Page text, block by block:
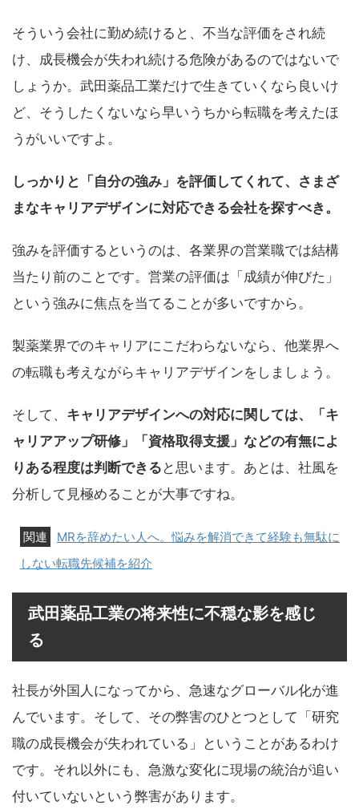
そういう会社に勤め続けると、不当な評価をされ続
け、成長機会が失われ続ける危険があるのではないで
しょうか。武田薬品工業だけで生きていくなら良いけ
ど、そうしたくないなら早いうちから転職を考えたほ
うがいいですよ。
しっかりと「自分の強み」を評価してくれて、さまざ
まなキャリアデザインに対応できる会社を探すべき。
強みを評価するというのは、各業界の営業職では結構
当たり前のことです。営業の評価は「成績が伸びた」
という強みに焦点を当てることが多いですから。
製薬業界でのキャリアにこだわらないなら、他業界へ
の転職も考えながらキャリアデザインをしましょう。
そして、 キャリアデザインへの対応に関しては、「キ
ャリアアップ研修」「資格取得支援」などの有無によ
りある程度は判断できる と思います。あとは、社風を
分析して見極めることが大事ですね。
MRを辞めたい人へ。悩みを解消できて経験も無駄に
しない転職先候補を紹介
武田薬品工業の将来性に不穏な影を感じ
る
社長が外国人になってから、急速なグローバル化が進
んでいます。そして、その弊害のひとつとして「研究
職の成長機会が失われている」ということがあるわけ
です。それ以外にも、急激な変化に現場の統治が追い
付いていないという弊害があります。